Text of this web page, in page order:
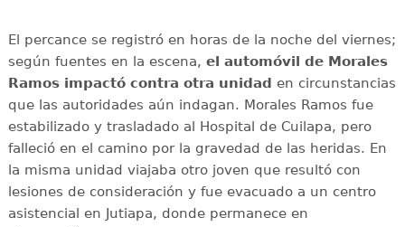
El percance se registró en horas de la noche del viernes;
según fuentes en la escena, el automóvil de Morales
Ramos impactó contra otra unidad en circunstancias
que las autoridades aún indagan. Morales Ramos fue
estabilizado y trasladado al Hospital de Cuilapa, pero
falleció en el camino por la gravedad de las heridas. En
la misma unidad viajaba otro joven que resultó con
lesiones de consideración y fue evacuado a un centro
asistencial en Jutiapa, donde permanece en